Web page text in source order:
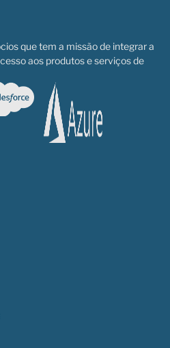
que tem a missão de integrar a
aos produtos e serviços de